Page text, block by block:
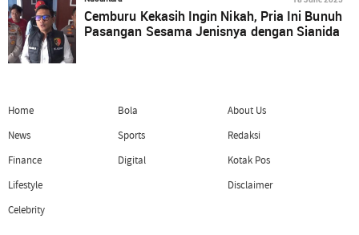
Cemburu Kekasih Ingin Nikah, Pria Ini Bunuh
Pasangan Sesama Jenisnya dengan Sianida
Home
News
Finance
Lifestyle
Celebrity
Bola
Sports
Digital
About Us
Redaksi
Kotak Pos
Disclaimer